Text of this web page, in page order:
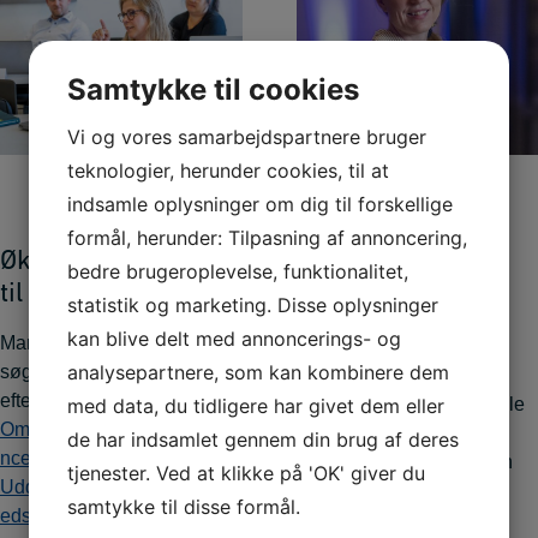
Økonomisk tilskud
til efteruddannelse
Mange har mulighed for at
søge tilskud til deres
efteruddannelse via
Omstillingsfonden ,
Kompete
ncefonde
Uddannelsesstøtte og Trygh
edspuljen.
Skræddersyede
uddannelser til
virksomheder
Få et specialdesignet
uddannelsesforløb for hele
virksomheden eller et
uddannelsesforløb til den
enkelte medarbejder.
Samtykke til cookies
Vi og vores samarbejdspartnere bruger
teknologier, herunder cookies, til at
indsamle oplysninger om dig til forskellige
formål, herunder: Tilpasning af annoncering,
bedre brugeroplevelse, funktionalitet,
statistik og marketing. Disse oplysninger
kan blive delt med annoncerings- og
analysepartnere, som kan kombinere dem
med data, du tidligere har givet dem eller
de har indsamlet gennem din brug af deres
tjenester. Ved at klikke på 'OK' giver du
samtykke til disse formål.